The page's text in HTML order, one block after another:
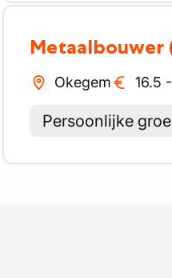
Metaalbouwer
Okegem 16.5 -
Persoonlijke